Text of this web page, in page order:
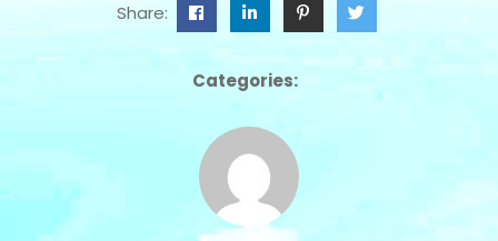
Share:
Categories: